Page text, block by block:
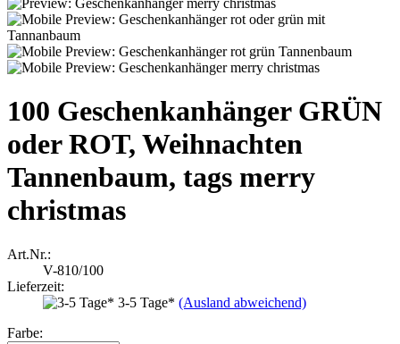
100 Geschenkanhänger GRÜN
oder ROT, Weihnachten
Tannenbaum, tags merry
christmas
Art.Nr.:
V-810/100
Lieferzeit:
3-5 Tage* (Ausland abweichend)
Farbe: